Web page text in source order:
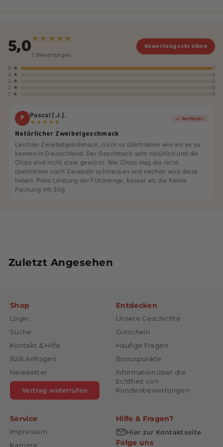
5,0★★★★★
1 Bewertungen
Bewertung schreiben
5 ★
1
4 ★
0
3 ★
0
2 ★
0
1 ★
0
P Pascal [.J.].
★★★★★
✓ Verifiziert
Natürlicher Zweibelgeschmack
Leichter Zwiebelgeschmack, nicht so übertrieben wie wir es so
kennen in Deutschland. Der Geschmack sehr natürlich und die
Chips sind nicht stark gewürzt. Wer Chips mag die nicht
übertrieben nach Zwiebeln schmecken und riechen wird diese
lieben. Preis Leistung der Fühlmenge, besser als die Kleine
Packung mit 50g
Zuletzt Angesehen
Shop
Login
Suche
Kontakt & Hilfe
B2B Anfragen
Newsletter
Vertrag widerrufen
Entdecken
Unsere Geschichte
Gutschein
Häufige Fragen
Bonuspunkte
Information über die
Echtheit von
Kundenbewertungen
Service
Impressum
Karriere
Hilfe & Fragen?
Hier zur Kontaktseite
Folge uns